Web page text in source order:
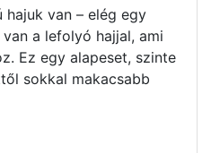
hajuk van – elég egy
a lefolyó hajjal, ami
Ez egy alapeset, szinte
sokkal makacsabb